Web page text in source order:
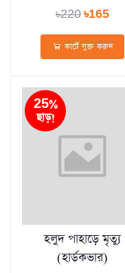
৳220৳165
কার্টে যুক্ত করুন
25%
ছাড়!
হলুদ পাহাড়ে মৃত্যু
(হার্ডকভার)